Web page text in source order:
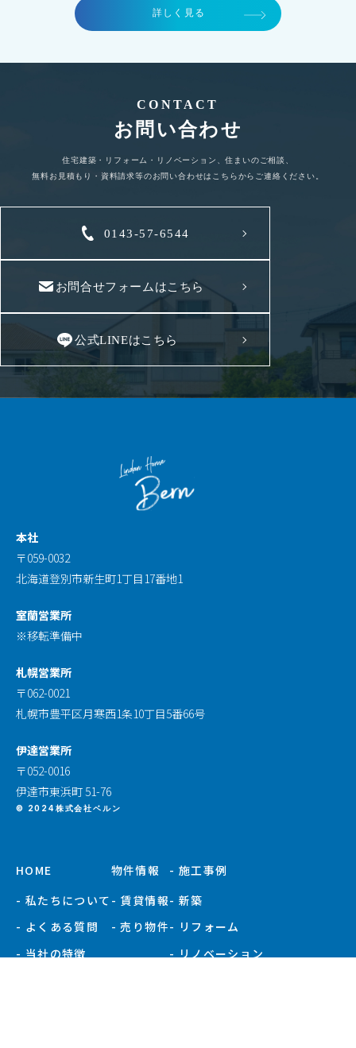
詳しく見る
CONTACT
お問い合わせ
住宅建築・リフォーム・リノベーション、住まいのご相談、
無料お見積もり・資料請求等のお問い合わせはこちらからご連絡ください。
0143-57-6544
お問合せフォームはこちら
公式LINEはこちら
本社
〒059-0032
北海道登別市新生町1丁目17番地1
室蘭営業所
※移転準備中
札幌営業所
〒062-0021
札幌市豊平区月寒西1条10丁目5番66号
伊達営業所
〒052-0016
伊達市東浜町 51-76
© 2024株式会社ベルン
HOME
- 私たちについて
- よくある質問
- 当社の特徴
物件情報
- 賃貸情報
- 売り物件
- 施工事例
- 新築
- リフォーム
- リノベーション